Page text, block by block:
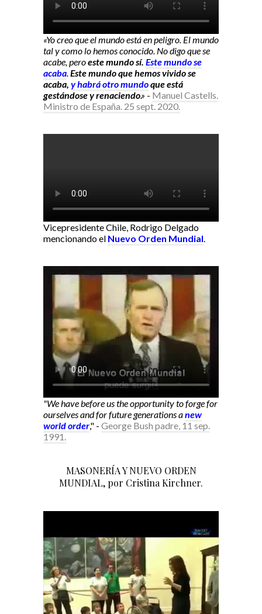
«Yo creo que el mundo está en peligro. El mundo
tal y como lo hemos conocido. No digo que se
acabe, peroeste mundo sí. Este mundo se
acaba.Este mundo que hemos vivido se
acaba, y habrá otro mundoque está
gestándose y renaciendo.» - Manuel Castells.
Ministro de España. 25 sept. 2020.
Vicepresidente Chile, Rodrigo Delgado
mencionando el Nuevo Orden Mundial.
"We have before us the opportunity to forge for
ourselves and for future generations anew
world order," - George Bush padre, 11 sep.
1991.
MASONERÍA Y NUEVO ORDEN
MUNDIAL, por Cristina Kirchner.